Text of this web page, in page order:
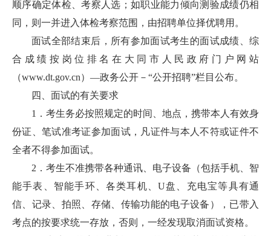
顺序确定体检、考察人选；如职业能力倾向测验成绩仍相
同，则一并进入体检考察范围，由招聘单位择优聘用。
面试全部结束后，所有参加面试考生的面试成绩、综
合成绩按岗位排名在大同市人民政府门户网站
（www.dt.gov.cn）—政务公开－“公开招聘”栏目公布。
四、面试的有关要求
1．考生务必按照规定的时间、地点，携带本人有效身
份证、笔试准考证参加面试，凡证件与本人不符或证件不
全者不得参加面试。
2．考生不准携带各种通讯、电子设备（包括手机、智
能手表、智能手环、各类耳机、U盘、充电宝等具有通
信、记录、拍照、存储、传输功能的电子设备），已带入
考点的按要求统一存放，否则，一经发现取消面试资格。